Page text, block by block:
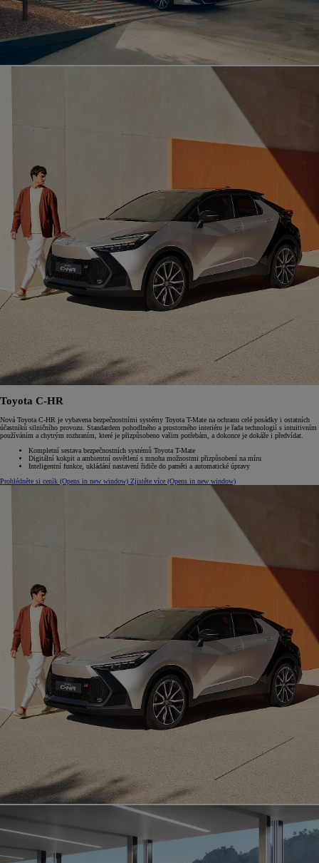
Toyota C-HR
Nová Toyota C-HR je vybavena bezpečnostními systémy Toyota T-Mate na ochranu celé posádky i ostatních
účastníků silničního provozu. Standardem pohodlného a prostorného interiéru je řada technologií s intuitivním
používáním a chytrým rozhraním, které je přizpůsobeno vašim potřebám, a dokonce je dokáže i předvídat.
Kompletní sestava bezpečnostních systémů Toyota T-Mate
Digitální kokpit a ambientní osvětlení s mnoha možnostmi přizpůsobení na míru
Inteligentní funkce, ukládání nastavení řidiče do paměti a automatické úpravy
Prohlédněte si ceník (Opens in new window) Zjistěte více (Opens in new window)